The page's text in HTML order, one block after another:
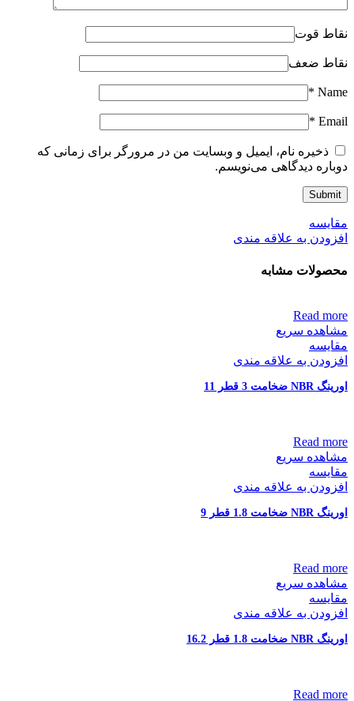
نقاط قوت
نقاط ضعف
Name
*
Email
*
ذخیره نام، ایمیل و وبسایت من در مرورگر برای زمانی که
دوباره دیدگاهی می‌نویسم.
مقایسه
افزودن به علاقه مندی
محصولات مشابه
Read more
مشاهده سریع
مقایسه
افزودن به علاقه مندی
اورینگ NBR ضخامت 3 قطر 11
Read more
مشاهده سریع
مقایسه
افزودن به علاقه مندی
اورینگ NBR ضخامت 1.8 قطر 9
Read more
مشاهده سریع
مقایسه
افزودن به علاقه مندی
اورینگ NBR ضخامت 1.8 قطر 16.2
Read more